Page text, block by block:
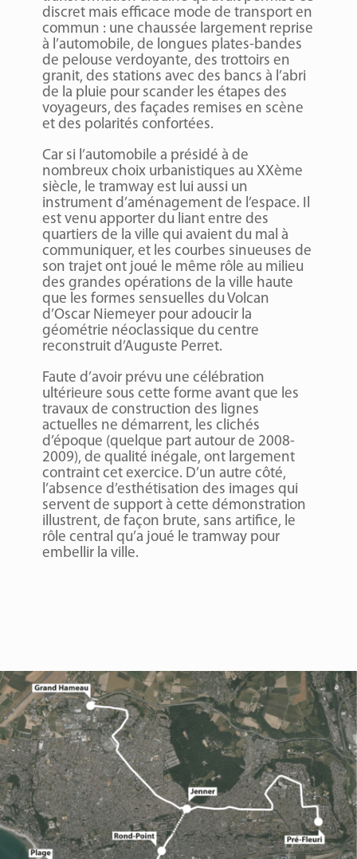
discret mais efficace mode de transport en
commun : une chaussée largement reprise
à l’automobile, de longues plates-bandes
de pelouse verdoyante, des trottoirs en
granit, des stations avec des bancs à l’abri
de la pluie pour scander les étapes des
voyageurs, des façades remises en scène
et des polarités confortées.
Car si l’automobile a présidé à de
nombreux choix urbanistiques au XXème
siècle, le tramway est lui aussi un
instrument d’aménagement de l’espace. Il
est venu apporter du liant entre des
quartiers de la ville qui avaient du mal à
communiquer, et les courbes sinueuses de
son trajet ont joué le même rôle au milieu
des grandes opérations de la ville haute
que les formes sensuelles du Volcan
d’Oscar Niemeyer pour adoucir la
géométrie néoclassique du centre
reconstruit d’Auguste Perret.
Faute d’avoir prévu une célébration
ultérieure sous cette forme avant que les
travaux de construction des lignes
actuelles ne démarrent, les clichés
d’époque (quelque part autour de 2008-
2009), de qualité inégale, ont largement
contraint cet exercice. D’un autre côté,
l’absence d’esthétisation des images qui
servent de support à cette démonstration
illustrent, de façon brute, sans artifice, le
rôle central qu’a joué le tramway pour
embellir la ville.